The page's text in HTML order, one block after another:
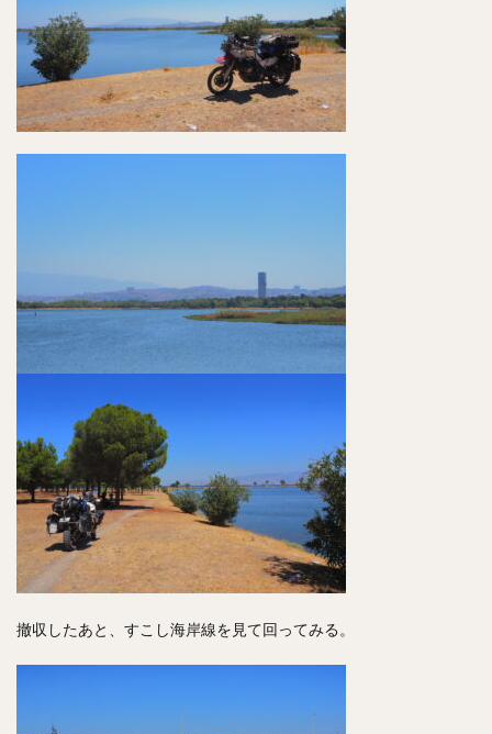
撤収したあと、すこし海岸線を見て回ってみる。